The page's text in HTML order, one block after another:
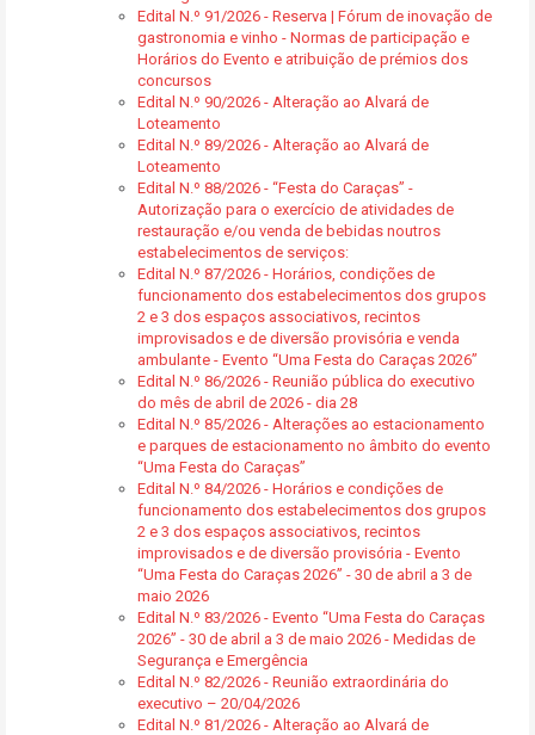
Edital N.º 91/2026 - Reserva | Fórum de inovação de
gastronomia e vinho - Normas de participação e
Horários do Evento e atribuição de prémios dos
concursos
Edital N.º 90/2026 - Alteração ao Alvará de
Loteamento
Edital N.º 89/2026 - Alteração ao Alvará de
Loteamento
Edital N.º 88/2026 - “Festa do Caraças” -
Autorização para o exercício de atividades de
restauração e/ou venda de bebidas noutros
estabelecimentos de serviços:
Edital N.º 87/2026 - Horários, condições de
funcionamento dos estabelecimentos dos grupos
2 e 3 dos espaços associativos, recintos
improvisados e de diversão provisória e venda
ambulante - Evento “Uma Festa do Caraças 2026”
Edital N.º 86/2026 - Reunião pública do executivo
do mês de abril de 2026 - dia 28
Edital N.º 85/2026 - Alterações ao estacionamento
e parques de estacionamento no âmbito do evento
“Uma Festa do Caraças”
Edital N.º 84/2026 - Horários e condições de
funcionamento dos estabelecimentos dos grupos
2 e 3 dos espaços associativos, recintos
improvisados e de diversão provisória - Evento
“Uma Festa do Caraças 2026” - 30 de abril a 3 de
maio 2026
Edital N.º 83/2026 - Evento “Uma Festa do Caraças
2026” - 30 de abril a 3 de maio 2026 - Medidas de
Segurança e Emergência
Edital N.º 82/2026 - Reunião extraordinária do
executivo – 20/04/2026
Edital N.º 81/2026 - Alteração ao Alvará de